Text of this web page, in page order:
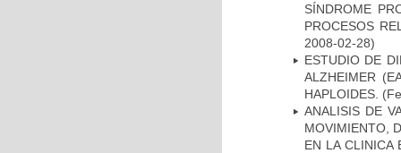
SÍNDROME
PROCESOS
2008-02-28)
ESTUDIO DE
ALZHEIMER
HAPLOIDES.
ANALISIS DE
MOVIMIENTO,
EN LA CLINICA